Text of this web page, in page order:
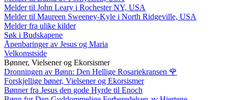
Melder til John Leary i Rochester NY, USA
Melder til Maureen Sweeney-Kyle i North Ridgeville, USA
Melder fra ulike kilder
Søk i Budskapene
Åpenbaringer av Jesus og Maria
Velkomstside
Bønner, Vielsener og Ekorsismer
Dronningen av Bønn: Den Hellige Rosariekransen 🌹
Forskjellige bøner, Vielsener og Ekorsismer
Bønner fra Jesus den gode Hyrde til Enoch